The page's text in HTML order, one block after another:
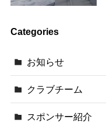
Categories
お知らせ
クラブチーム
スポンサー紹介